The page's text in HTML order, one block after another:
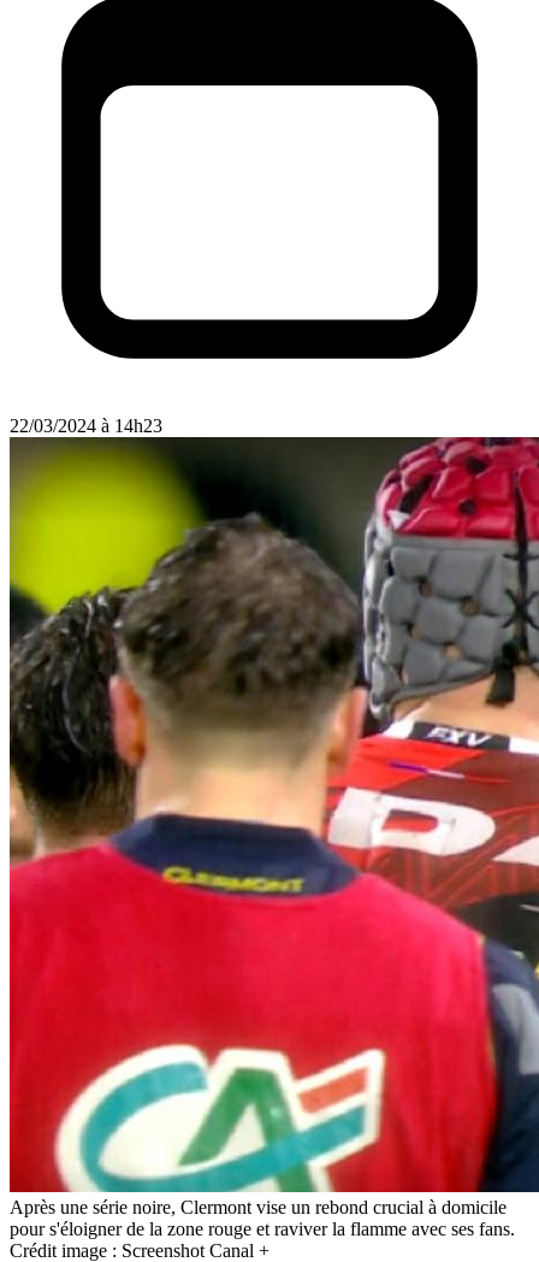
22/03/2024 à 14h23
Après une série noire, Clermont vise un rebond crucial à domicile
pour s'éloigner de la zone rouge et raviver la flamme avec ses fans.
Crédit image : Screenshot Canal +